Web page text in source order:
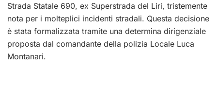
Strada Statale 690, ex Superstrada del Liri, tristemente
nota per i molteplici incidenti stradali. Questa decisione
è stata formalizzata tramite una determina dirigenziale
proposta dal comandante della polizia Locale Luca
Montanari.